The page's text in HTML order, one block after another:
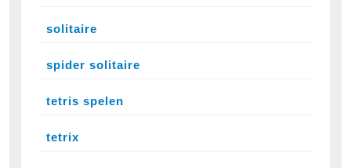
solitaire
spider solitaire
tetris spelen
tetrix